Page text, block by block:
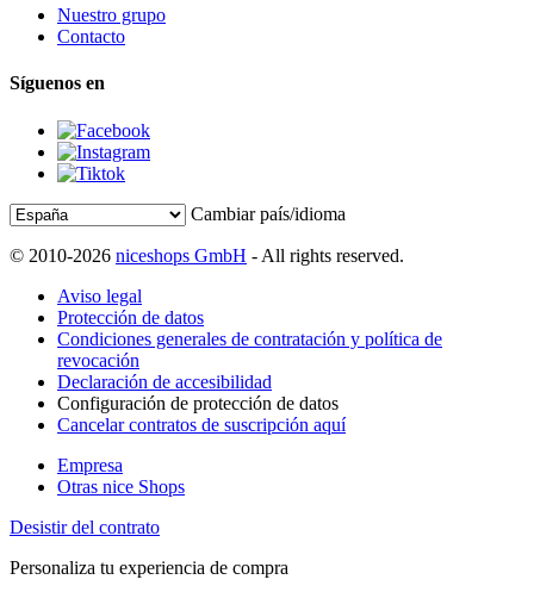
Nuestro grupo
Contacto
Síguenos en
Cambiar país/idioma
© 2010-2026 niceshops GmbH - All rights reserved.
Aviso legal
Protección de datos
Condiciones generales de contratación y política de
revocación
Declaración de accesibilidad
Configuración de protección de datos
Cancelar contratos de suscripción aquí
Empresa
Otras nice Shops
Desistir del contrato
Personaliza tu experiencia de compra